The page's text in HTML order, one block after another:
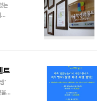
들
들
는
건
트
’